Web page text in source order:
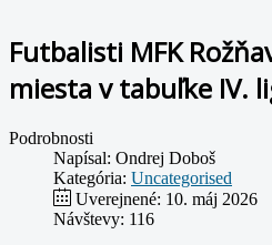
Futbalisti MFK
miesta v tabuľke IV.
Podrobnosti
Napísal: Ondrej Doboš
Kategória: Uncategorised
Uverejnené: 10. máj 2026
Návštevy: 116